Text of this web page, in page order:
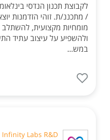
לקבוצת תכנון הנדסי
/ מתכננ/ת. זוהי הזדמנות
מומחיות מקצועית, להשתלב
ולהשפיע על עיצוב עתיד
במש...
Infinity Labs R&D